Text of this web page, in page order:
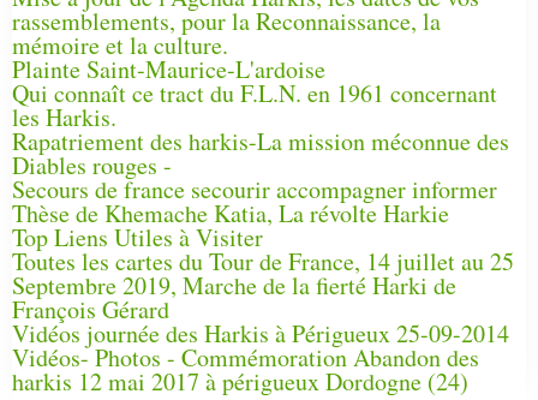
rassemblements, pour la Reconnaissance, la
mémoire et la culture.
Plainte Saint-Maurice-L'ardoise
Qui connaît ce tract du F.L.N. en 1961 concernant
les Harkis.
Rapatriement des harkis-La mission méconnue des
Diables rouges -
Secours de france secourir accompagner informer
Thèse de Khemache Katia, La révolte Harkie
Top Liens Utiles à Visiter
Toutes les cartes du Tour de France, 14 juillet au 25
Septembre 2019, Marche de la fierté Harki de
François Gérard
Vidéos journée des Harkis à Périgueux 25-09-2014
Vidéos- Photos - Commémoration Abandon des
harkis 12 mai 2017 à périgueux Dordogne (24)